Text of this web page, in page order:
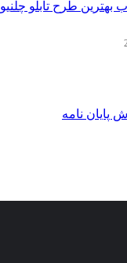
طرح تابلو چلنیوم
نامه